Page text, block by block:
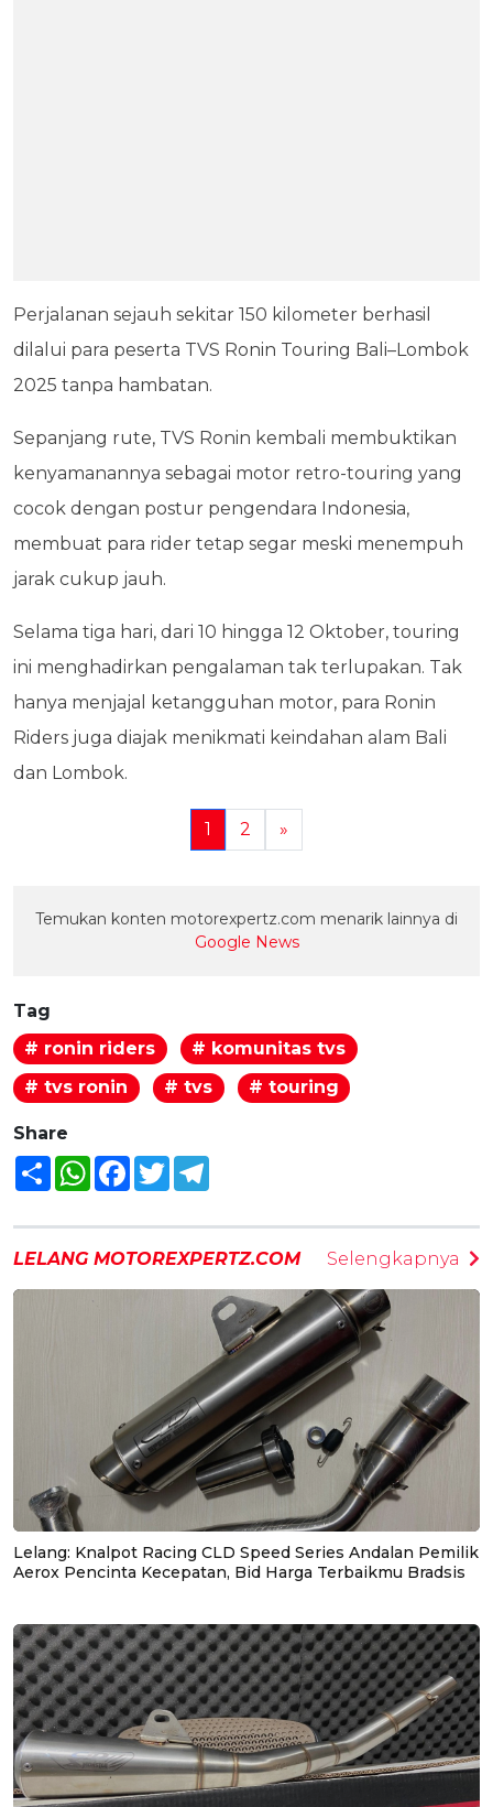
Perjalanan sejauh sekitar 150 kilometer berhasil
dilalui para peserta TVS Ronin Touring Bali–Lombok
2025 tanpa hambatan.
Sepanjang rute, TVS Ronin kembali membuktikan
kenyamanannya sebagai motor retro-touring yang
cocok dengan postur pengendara Indonesia,
membuat para rider tetap segar meski menempuh
jarak cukup jauh.
Selama tiga hari, dari 10 hingga 12 Oktober, touring
ini menghadirkan pengalaman tak terlupakan. Tak
hanya menjajal ketangguhan motor, para Ronin
Riders juga diajak menikmati keindahan alam Bali
dan Lombok.
1 2 »
Temukan konten motorexpertz.com menarik lainnya di
Google News
Tag
# ronin riders
# komunitas tvs
# tvs ronin
# tvs # touring
Share
Share WhatsAppFacebook
Twitter
LELANG MOTOREXPERTZ.COM Selengkapnya
Lelang: Knalpot Racing CLD Speed Series Andalan Pemilik
Aerox Pencinta Kecepatan, Bid Harga Terbaikmu Bradsis